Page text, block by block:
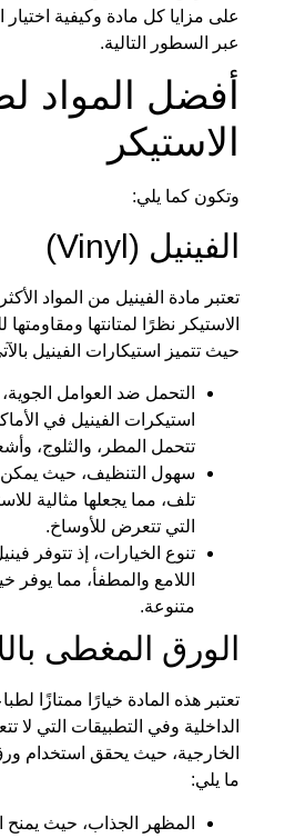
على مزايا كل مادة وكيفية اختيار
عبر السطور التالية.
أفضل المواد
الاستيكر
وتكون كما يلي:
الفينيل (Vinyl)
تعتبر مادة الفينيل من المواد
الاستيكر نظرًا لمتانتها ومقاومتها
حيث تتميز استيكارات الفينيل
التحمل ضد العوامل
استيكرات الفينيل في
تتحمل المطر، والثلوج،
سهول التنظيف، حيث
تلف، مما يجعلها مثالية
التي تتعرض للأوساخ.
تنوع الخيارات، إذ تتوفر
اللامع والمطفأ، مما يوفر
متنوعة.
الورق المغطى
تعتبر هذه المادة خيارًا ممتازًا
الداخلية وفي التطبيقات التي
الخارجية، حيث يحقق استخدام
ما يلي:
المظهر الجذاب، حيث يمنح